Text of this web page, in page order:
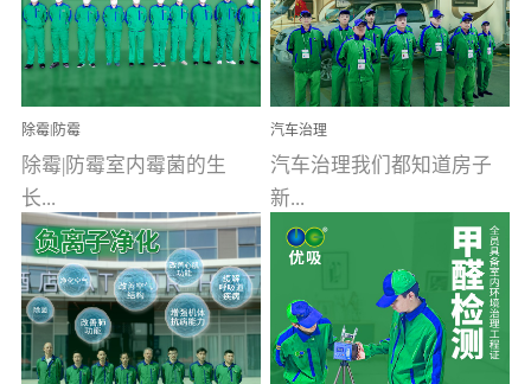
多彩的家居产品和生活情
调，但也带来了以甲醛为
首的室内...
毒的功效，杀菌率
99.99%。相对于传统消毒
液来说，无...
除霉|防霉
除霉|防霉室内霉菌的生
长...
受温度、湿度、基质养
分、通风四个条件影响，
温暖潮湿、营养物质多、
汽车治理
汽车治理我们都知道房子
新...
装修完会有甲醛，其实汽
车的甲醛超标问题更为严
重。汽车的空间范围小，